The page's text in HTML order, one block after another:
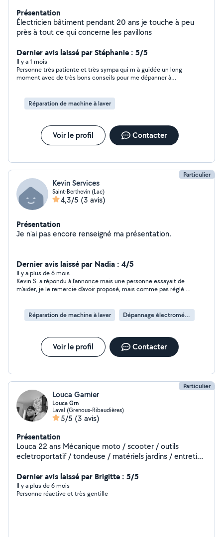
Présentation
Électricien bâtiment pendant 20 ans je touche à peu
près à tout ce qui concerne les pavillons
Dernier avis laissé par Stéphanie : 5/5
Il y a 1 mois
Personne très patiente et très sympa qui m à guidée un long
moment avec de très bons conseils pour me dépanner à
Réparation de machine à laver
Voir le profil Contacter
Particulier
Kevin Services
Saint-Berthevin (Lac)
4,3/5 (3 avis)
Présentation
Je n'ai pas encore renseigné ma présentation.
Dernier avis laissé par Nadia : 4/5
Il y a plus de 6 mois
Kevin S. a répondu à l'annonce mais une personne essayait de
m'aider, je le remercie d'avoir proposé, mais comme pas réglé je
Réparation de machine à laver
Dépannage électroménager
Voir le profil Contacter
Particulier
Louca Garnier
Louca Grn
Laval (Grenoux-Ribaudières)
5/5 (3 avis)
Présentation
Louca 22 ans Mécanique moto / scooter / outils
ecletroportatif / tondeuse / matériels jardins / entretien
Dernier avis laissé par Brigitte : 5/5
Il y a plus de 6 mois
Personne réactive et très gentille